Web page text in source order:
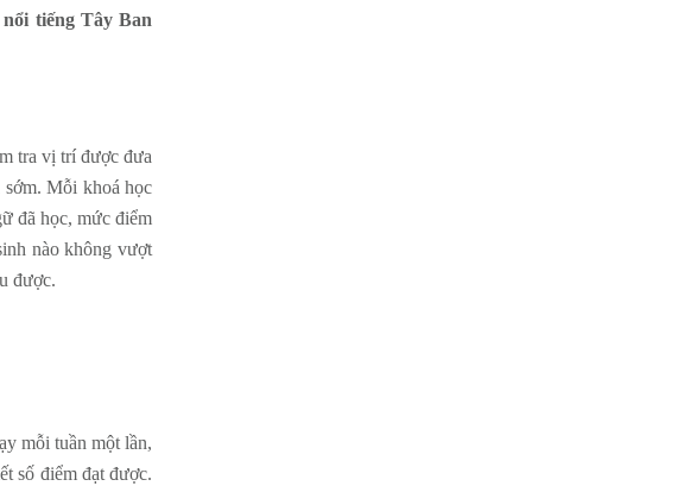
tiếng Tây Ban
tra vị trí được đưa
Mỗi khoá học
đã học, mức điểm
nào không vượt
được.
mỗi tuần một lần,
số điểm đạt được.